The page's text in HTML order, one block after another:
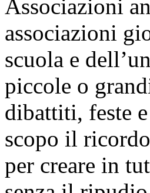
Associazioni
associazioni
scuola e
piccole o
dibattiti, feste
scopo il
per creare in